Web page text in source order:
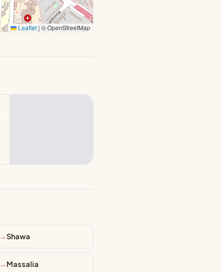
Leaflet | © OpenStreetMap
Shawa
Massalia